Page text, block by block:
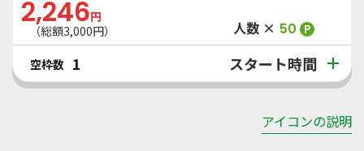
2,246円
（総額3,000円） 人数 × 50 P
空枠数 1 スタート時間
アイコンの説明